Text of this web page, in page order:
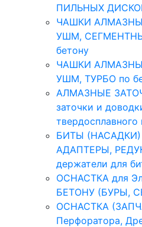
ПИЛЬНЫХ
ЧАШКИ
УШМ,
бетону
ЧАШКИ
УШМ, ТУРБО по
АЛМАЗНЫЕ
заточки и
твердосплавного
БИТЫ (НАСАДКИ)
АДАПТЕРЫ,
держатели для
ОСНАСТКА для
БЕТОНУ (БУРЫ,
ОСНАСТКА
Перфоратора,